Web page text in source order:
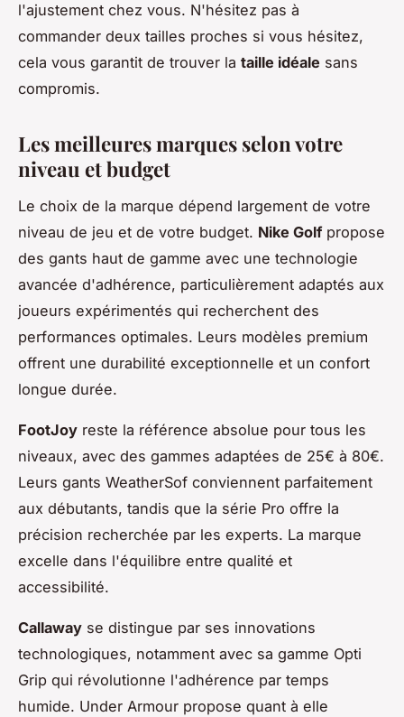
l'ajustement chez vous. N'hésitez pas à
commander deux tailles proches si vous hésitez,
cela vous garantit de trouver la taille idéale sans
compromis.
Les meilleures marques selon votre
niveau et budget
Le choix de la marque dépend largement de votre
niveau de jeu et de votre budget. Nike Golfpropose
des gants haut de gamme avec une technologie
avancée d'adhérence, particulièrement adaptés aux
joueurs expérimentés qui recherchent des
performances optimales. Leurs modèles premium
offrent une durabilité exceptionnelle et un confort
longue durée.
FootJoy reste la référence absolue pour tous les
niveaux, avec des gammes adaptées de 25€ à 80€.
Leurs gants WeatherSof conviennent parfaitement
aux débutants, tandis que la série Pro offre la
précision recherchée par les experts. La marque
excelle dans l'équilibre entre qualité et
accessibilité.
Callaway se distingue par ses innovations
technologiques, notamment avec sa gamme Opti
Grip qui révolutionne l'adhérence par temps
humide. Under Armour propose quant à elle